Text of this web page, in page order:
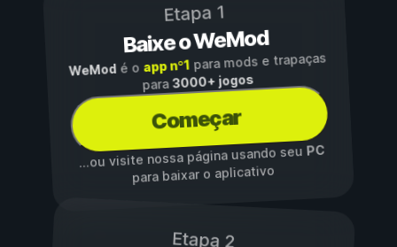
Etapa 1
Baixe o WeMod
WeModé o app nº1para mods e trapaças
para3000+ jogos
Começar
...ou visite nossa página usando seuPC
para baixar o aplicativo
Etapa 2